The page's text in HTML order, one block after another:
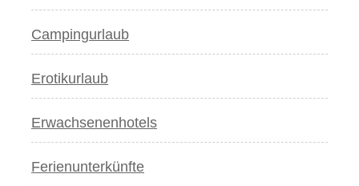
Campingurlaub
Erotikurlaub
Erwachsenenhotels
Ferienunterkünfte